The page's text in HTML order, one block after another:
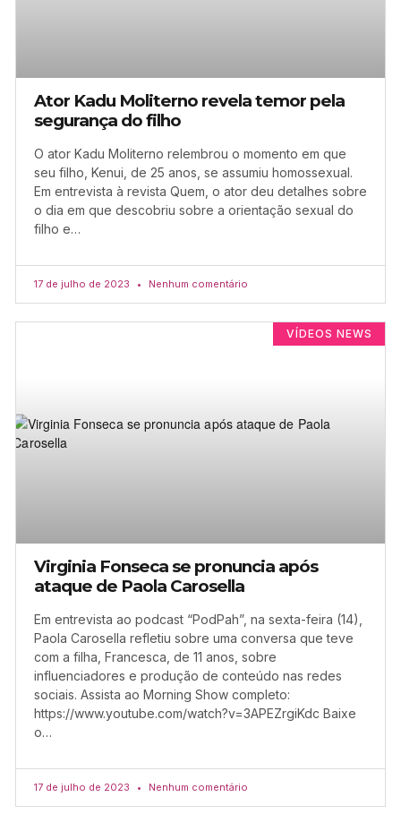
Ator Kadu Moliterno revela temor pela
segurança do filho
O ator Kadu Moliterno relembrou o momento em que
seu filho, Kenui, de 25 anos, se assumiu homossexual.
Em entrevista à revista Quem, o ator deu detalhes sobre
o dia em que descobriu sobre a orientação sexual do
filho e…
17 de julho de 2023 Nenhum comentário
VÍDEOS NEWS
Virginia Fonseca se pronuncia após
ataque de Paola Carosella
Em entrevista ao podcast “PodPah”, na sexta-feira (14),
Paola Carosella refletiu sobre uma conversa que teve
com a filha, Francesca, de 11 anos, sobre
influenciadores e produção de conteúdo nas redes
sociais. Assista ao Morning Show completo:
https://www.youtube.com/watch?v=3APEZrgiKdc Baixe
o…
17 de julho de 2023 Nenhum comentário